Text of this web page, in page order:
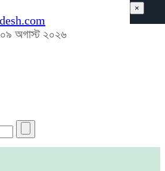
অগাস্ট ২০২৬
×